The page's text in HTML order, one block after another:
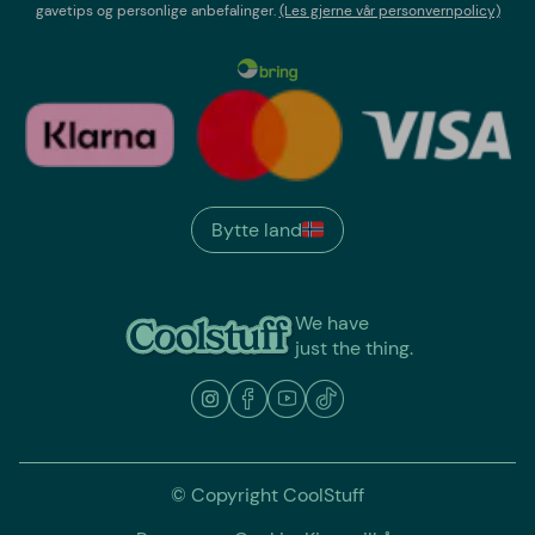
gavetips og personlige anbefalinger.(Les gjerne vår personvernpolicy)
We have
just the thing.
Bytte land
© Copyright CoolStuff